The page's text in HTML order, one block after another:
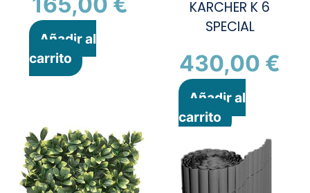
Añadir al
carrito
KARCHER K 6
SPECIAL
430,00 €
Añadir al
carrito